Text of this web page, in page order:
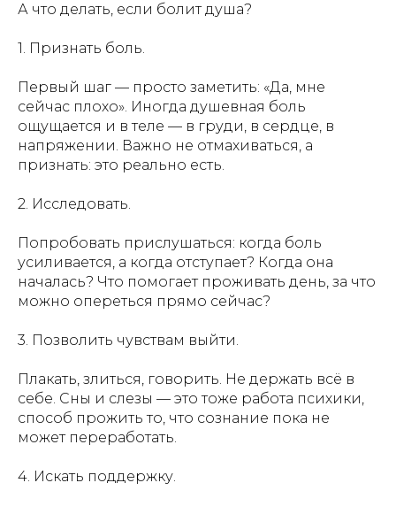
А что делать, если болит душа?
1. Признать боль.
Первый шаг — просто заметить: «Да, мне
сейчас плохо». Иногда душевная боль
ощущается и в теле — в груди, в сердце, в
напряжении. Важно не отмахиваться, а
признать: это реально есть.
2. Исследовать.
Попробовать прислушаться: когда боль
усиливается, а когда отступает? Когда она
началась? Что помогает проживать день, за что
можно опереться прямо сейчас?
3. Позволить чувствам выйти.
Плакать, злиться, говорить. Не держать всё в
себе. Сны и слезы — это тоже работа психики,
способ прожить то, что сознание пока не
может переработать.
4. Искать поддержку.